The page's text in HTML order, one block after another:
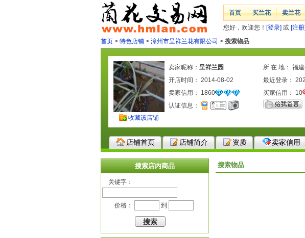
首页 买兰花 卖兰花
您好，欢迎您！ [登录] 或 [注册]
首页 > 特色店铺 > 漳州市呈祥兰花有限公司 > 搜索物品
收藏该店铺
卖家昵称： 呈祥兰园
所 在 地： 福
开店时间： 2014-08-02
最近登录：
卖家信用： 1860 买家信用： 10
认证信息：
店铺首页 店铺简介 资质 卖家信用
搜索店内商品
关键字：
价格： 到
搜索物品